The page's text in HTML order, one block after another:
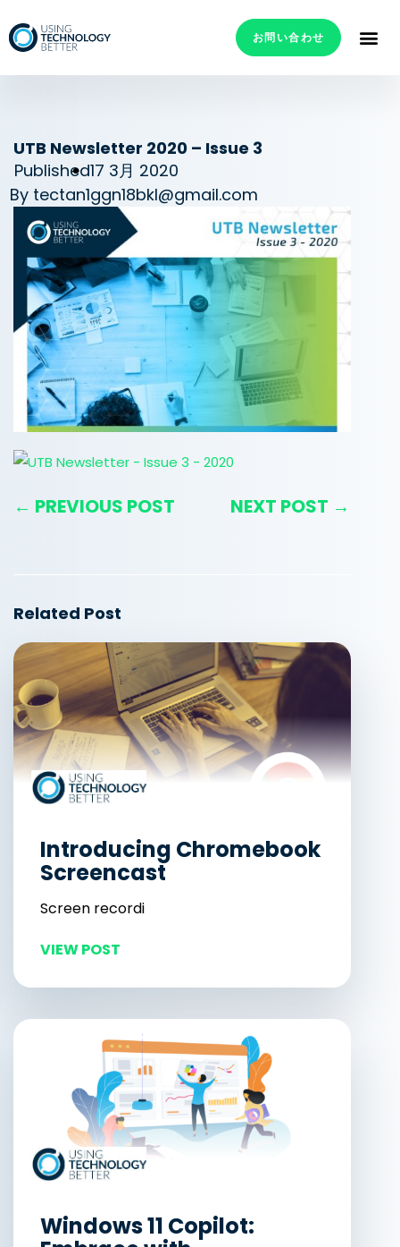
お問い合わせ
UTB Newsletter 2020 – Issue 3
Published17 3月 2020
By tectan1ggn18bkl@gmail.com
← PREVIOUS POST NEXT POST →
Related Post
Introducing Chromebook
Screencast
Screen recordi
VIEW POST
Windows 11 Copilot: